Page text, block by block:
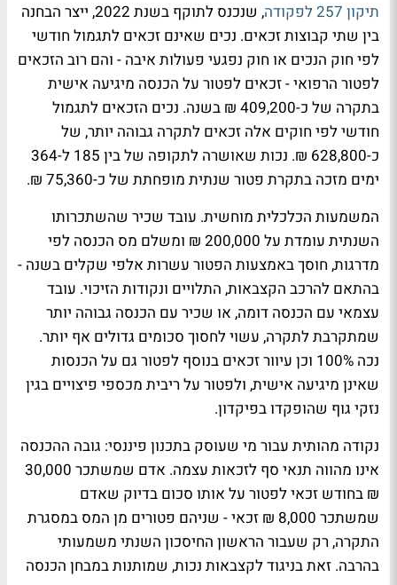
תיקון 257 לפקודה
, שנכנס לתוקף בשנת 2022, ייצר הבחנה
בין שתי קבוצות זכאים. נכים שאינם זכאים לתגמול חודשי
לפי חוק הנכים או חוק נפגעי פעולות איבה - והם רוב הזכאים
לפטור הרפואי - זכאים לפטור על הכנסה מיגיעה אישית
בתקרה של כ-409,200 ₪ בשנה. נכים הזכאים לתגמול
חודשי לפי חוקים אלה זכאים לתקרה גבוהה יותר, של
כ-628,800 ₪. נכות שאושרה לתקופה של בין 185 ל-364
ימים מזכה בתקרת פטור שנתית מופחתת של כ-75,360 ₪.
המשמעות הכלכלית מוחשית. עובד שכיר שהשתכרותו
השנתית עומדת על 200,000 ₪ ומשלם מס הכנסה לפי
מדרגות, חוסך באמצעות הפטור עשרות אלפי שקלים בשנה -
בהתאם להרכב הקצבאות, התלויים ונקודות הזיכוי. עובד
עצמאי עם הכנסה דומה, או שכיר עם הכנסה גבוהה יותר
שמתקרבת לתקרה, עשוי לחסוך סכומים גדולים אף יותר.
נכה 100% וכן עיוור זכאים בנוסף לפטור גם על הכנסות
שאינן מיגיעה אישית, ולפטור על ריבית מכספי פיצויים בגין
נזקי גוף שהופקדו בפיקדון.
נקודה מהותית עבור מי שעוסק בתכנון פיננסי: גובה ההכנסה
אינו מהווה תנאי סף לזכאות עצמה. אדם שמשתכר 30,000
₪ בחודש זכאי לפטור על אותו סכום בדיוק שאדם
שמשתכר 8,000 ₪ זכאי - שניהם פטורים מן המס במסגרת
התקרה, רק שעבור הראשון החיסכון השנתי משמעותי
בהרבה. זאת בניגוד לקצבאות נכות, שמותנות במבחן הכנסה